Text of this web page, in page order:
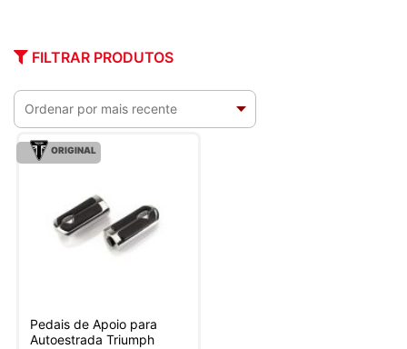
FILTRAR PRODUTOS
ORIGINAL
Pedais de Apoio para
Autoestrada Triumph